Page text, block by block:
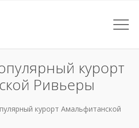
курорт
Ривьеры
курорт Амальфитанской